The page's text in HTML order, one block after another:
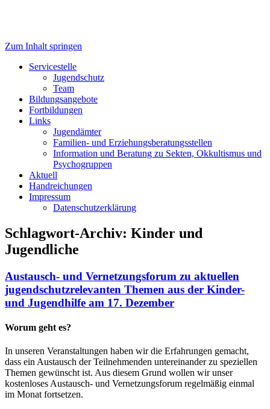
Servicestelle Kinder- und
Jugendschutz
Zum Inhalt springen
Servicestelle
Jugendschutz
Team
Bildungsangebote
Fortbildungen
Links
Jugendämter
Familien- und Erziehungsberatungsstellen
Information und Beratung zu Sekten, Okkultismus und
Psychogruppen
Aktuell
Handreichungen
Impressum
Datenschutzerklärung
Schlagwort-Archiv: Kinder und
Jugendliche
Austausch- und Vernetzungsforum zu aktuellen
jugendschutzrelevanten Themen aus der Kinder-
und Jugendhilfe am 17. Dezember
Worum geht es?
In unseren Veranstaltungen haben wir die Erfahrungen gemacht,
dass ein Austausch der Teilnehmenden untereinander zu speziellen
Themen gewünscht ist. Aus diesem Grund wollen wir unser
kostenloses Austausch- und Vernetzungsforum regelmäßig einmal
im Monat fortsetzen.